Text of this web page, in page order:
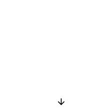
arrow_downward